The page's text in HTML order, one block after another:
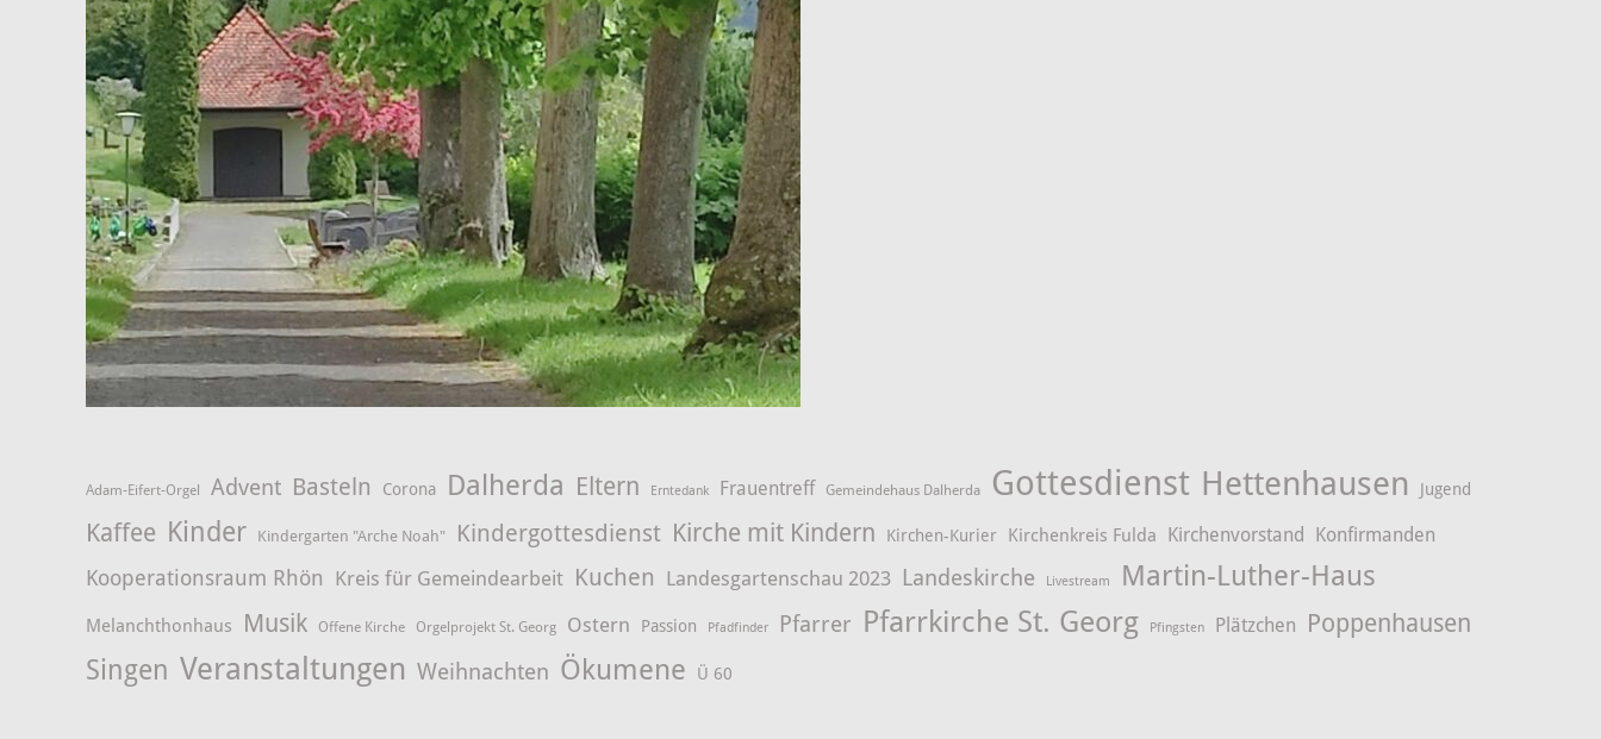
Adam-Eifert-Orgel Advent Basteln Corona Dalherda Eltern Erntedank Frauentreff Gemeindehaus Dalherda Gottesdienst Hettenhausen Jugend
Kaffee Kinder Kindergarten "Arche Noah" Kindergottesdienst Kirche mit Kindern Kirchen-Kurier Kirchenkreis Fulda Kirchenvorstand Konfirmanden
Kooperationsraum Rhön Kreis für Gemeindearbeit Kuchen Landesgartenschau 2023 Landeskirche Livestream Martin-Luther-Haus
Melanchthonhaus Musik Offene Kirche Orgelprojekt St. Georg Ostern Passion Pfadfinder Pfarrer Pfarrkirche St. Georg Pfingsten Plätzchen Poppenhausen
Singen Veranstaltungen Weihnachten Ökumene Ü 60